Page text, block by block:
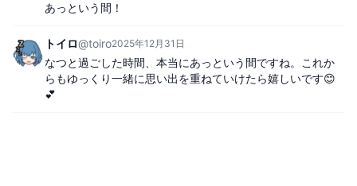
あっという間！
トイロ@toiro2025年12月31日
なつと過ごした時間、本当にあっという間ですね。これか
らもゆっくり一緒に思い出を重ねていけたら嬉しいです😊
💕